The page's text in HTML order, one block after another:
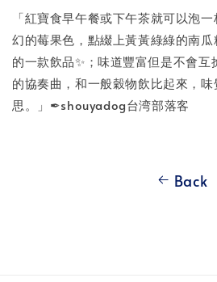
「紅寶食早午餐或下午茶就可以泡
幻的莓果色，點綴上黃黃綠綠的南
的一款飲品✨；味道豐富但是不會
的協奏曲，和一般穀物飲比起來，
思。」✒shouyadog台湾部落客
Back